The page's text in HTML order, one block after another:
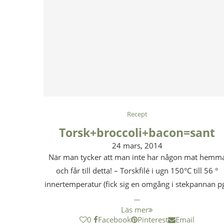
Recept
Torsk+broccoli+bacon=sant
24 mars, 2014
När man tycker att man inte har någon mat
och får till detta! – Torskfilé i ugn 150°C till 56 °
innertemperatur (fick sig en omgång i stekpannan
…
Läs mer
0
Facebook Pinterest Email